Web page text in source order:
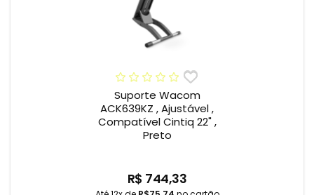
Suporte Wacom
ACK639KZ , Ajustável ,
Compatível Cintiq 22" ,
Preto
R$ 744,33